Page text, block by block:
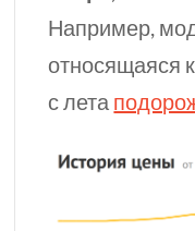
Например,
относящаяся
с лета